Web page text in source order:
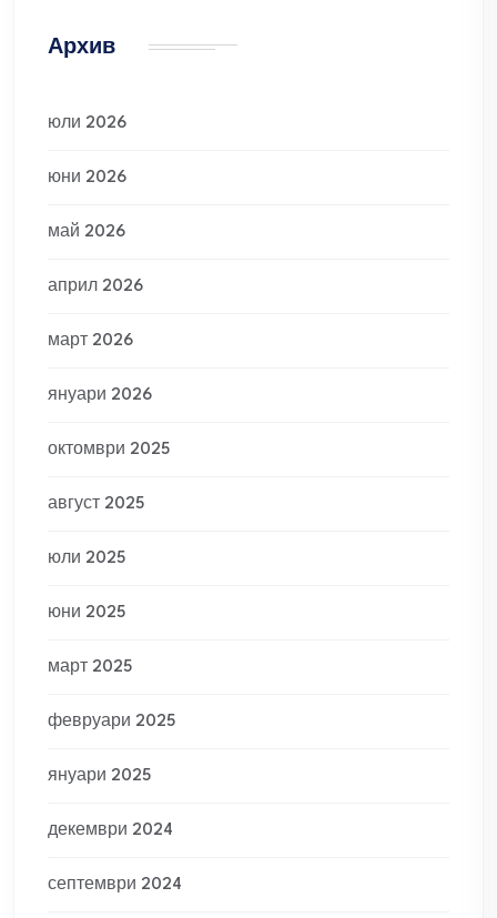
Архив
юли 2026
юни 2026
май 2026
април 2026
март 2026
януари 2026
октомври 2025
август 2025
юли 2025
юни 2025
март 2025
февруари 2025
януари 2025
декември 2024
септември 2024